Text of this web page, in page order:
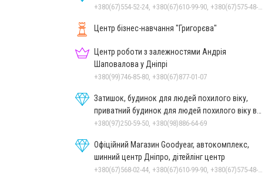
Центр бізнес-навчання "Григорєва"
Центр роботи з залежностями Андрія
Шаповалова у Дніпрі
+380(99)746-85-80, +380(67)877-01-07
Затишок, будинок для людей похилого віку,
приватний будинок для людей похилого віку в
Дніпрі
+380(97)250-59-50, +380(98)886-64-69
Офіційний Магазин Goodyear, автокомплекс,
шинний центр Дніпро, дітейлінг центр